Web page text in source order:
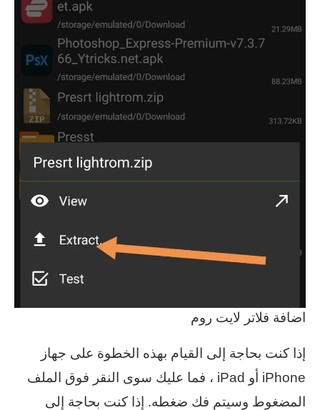
اضافة فلاتر لايت روم
إذا كنت بحاجة إلى القيام بهذه الخطوة على جهاز
iPhone أو iPad ، فما عليك سوى النقر فوق الملف
المضغوط وسيتم فك ضغطه. إذا كنت بحاجة إلى